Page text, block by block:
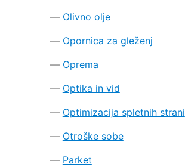
Olivno olje
Opornica za gleženj
Oprema
Optika in vid
Optimizacija spletnih strani
Otroške sobe
Parket